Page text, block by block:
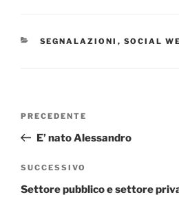
CATEGORIE
SEGNALAZIONI , SOCIAL
Articolo
precedente:
PRECEDENTE
E’ nato Alessandro
Articolo
successivo
SUCCESSIVO
Settore pubblico e settore